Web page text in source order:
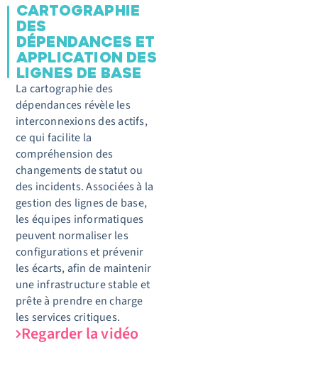
CARTOGRAPHIE
DES
DÉPENDANCES ET
APPLICATION DES
LIGNES DE BASE
La cartographie des
dépendances révèle les
interconnexions des actifs,
ce qui facilite la
compréhension des
changementsde statutou
des incidents. Associées à la
gestion des lignes de base,
les équipes informatiques
peuvent normaliser les
configurations et prévenir
les écarts, afin de maintenir
une infrastructure stableet
prête à prendre en charge
les services critiques.
Regarder la vidéo